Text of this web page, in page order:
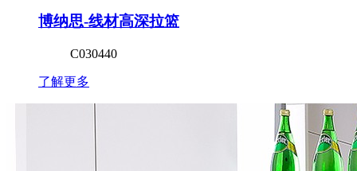
博纳思-线材高深拉篮
C030440
了解更多